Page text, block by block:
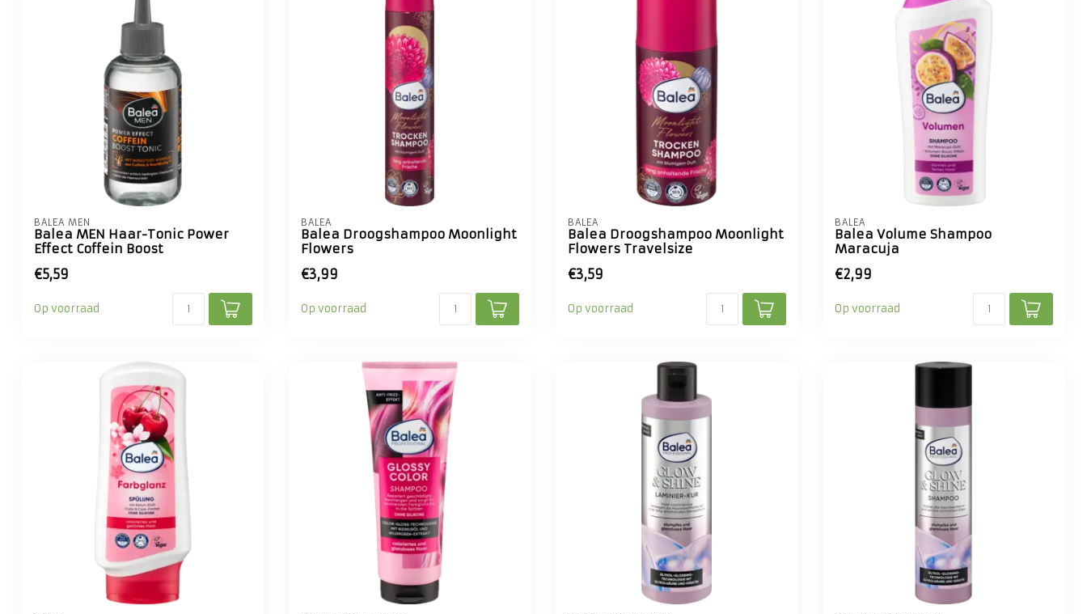
BALEA MEN
Balea MEN Haar-Tonic Power
Effect Coffein Boost
€5,59
Op voorraad
BALEA
Balea Droogshampoo Moonlight
Flowers
€3,99
Op voorraad
BALEA
Balea Droogshampoo Moonlight
Flowers Travelsize
€3,59
Op voorraad
BALEA
Balea Volume Shampoo
Maracuja
€2,99
Op voorraad